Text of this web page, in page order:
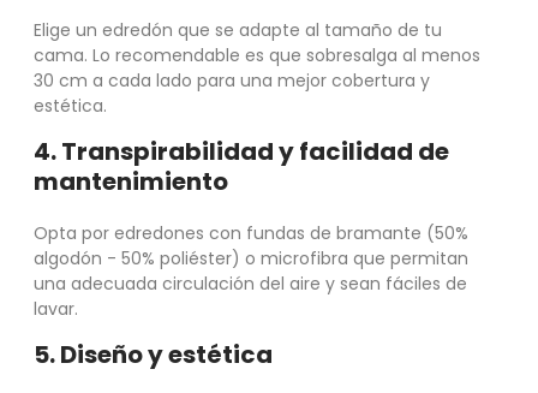
Elige un edredón que se adapte al tamaño de tu
cama. Lo recomendable es que sobresalga al menos
30 cm a cada lado para una mejor cobertura y
estética.
4. Transpirabilidad y facilidad de
mantenimiento
Opta por edredones con fundas de bramante (50%
algodón - 50% poliéster) o microfibra que permitan
una adecuada circulación del aire y sean fáciles de
lavar.
5. Diseño y estética